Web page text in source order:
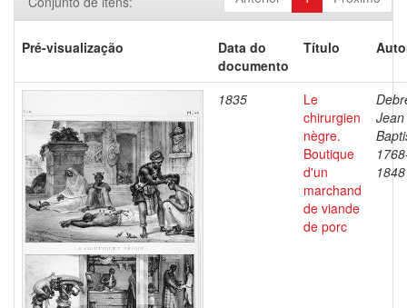
Pré-visualização
Data do
documento
Título
1835
Le
chirurgien
nègre.
Boutique
d'un
marchand
de viande
de porc
Jean
1848